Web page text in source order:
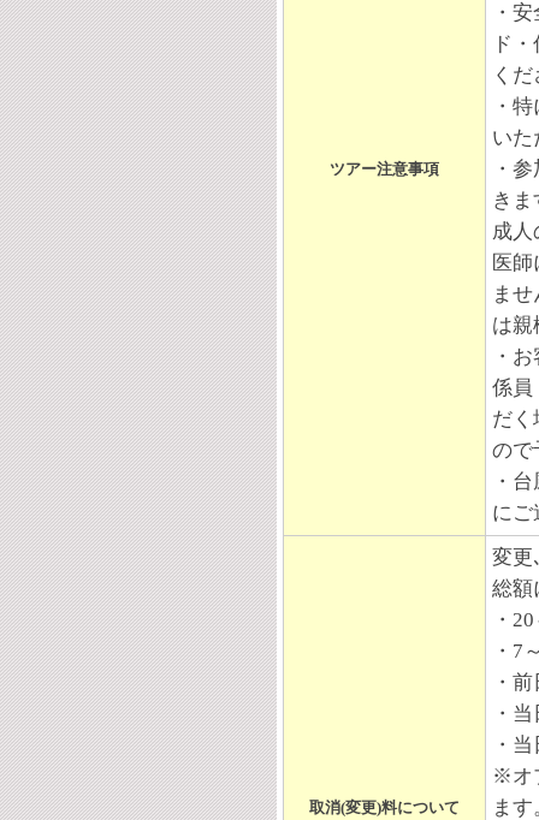
ツアー注意事項
・
ド
く
・
いた
・
きま
成人
医
ま
は親
・
係員
だく
ので
・
にご
取消(変更)料について
変更
総額
・
・7
・
・
・
※オ
ます